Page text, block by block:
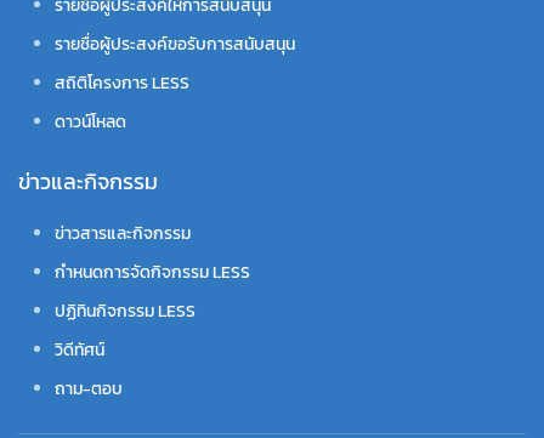
รายชื่อผู้ประสงค์ให้การสนับสนุน
รายชื่อผู้ประสงค์ขอรับการสนับสนุน
สถิติโครงการ LESS
ดาวน์โหลด
ข่าวและกิจกรรม
ข่าวสารและกิจกรรม
กำหนดการจัดกิจกรรม LESS
ปฏิทินกิจกรรม LESS
วิดีทัศน์
ถาม-ตอบ